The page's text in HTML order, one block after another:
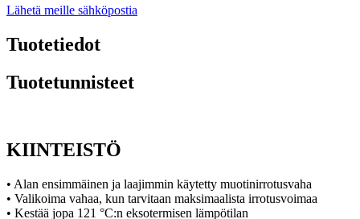
Lähetä meille sähköpostia
Tuotetiedot
Tuotetunnisteet
KIINTEISTÖ
• Alan ensimmäinen ja laajimmin käytetty muotinirrotusvaha
• Valikoima vahaa, kun tarvitaan maksimaalista irrotusvoimaa
• Kestää jopa 121 °C:n eksotermisen lämpötilan